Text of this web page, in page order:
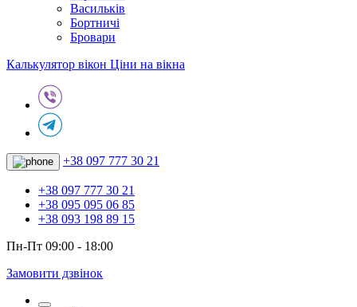
Васильків
Бортничі
Бровари
Калькулятор вікон Ціни на вікна
+38 097 777 30 21
+38 097 777 30 21
+38 095 095 06 85
+38 093 198 89 15
Пн-Пт 09:00 - 18:00
Замовити дзвінок